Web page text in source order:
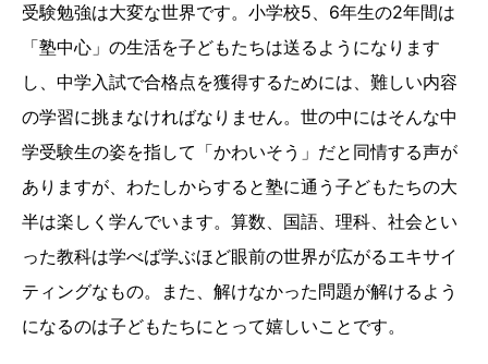
受験勉強は大変な世界です。小学校5、6年生の2年間は
「塾中心」の生活を子どもたちは送るようになります
し、中学入試で合格点を獲得するためには、難しい内容
の学習に挑まなければなりません。世の中にはそんな中
学受験生の姿を指して「かわいそう」だと同情する声が
ありますが、わたしからすると塾に通う子どもたちの大
半は楽しく学んでいます。算数、国語、理科、社会とい
った教科は学べば学ぶほど眼前の世界が広がるエキサイ
ティングなもの。また、解けなかった問題が解けるよう
になるのは子どもたちにとって嬉しいことです。